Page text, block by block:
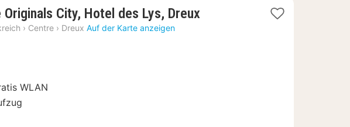
Bild
Originals City, Hotel des Lys, Dreux
› Centre › Dreux Auf der Karte anzeigen
WLAN